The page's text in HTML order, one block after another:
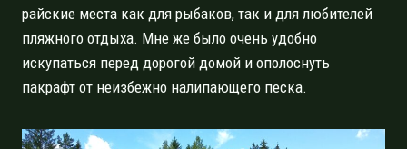
райские места как для рыбаков, так и для любителей
пляжного отдыха. Мне же было очень удобно
искупаться перед дорогой домой и ополоснуть
пакрафт от неизбежно налипающего песка.